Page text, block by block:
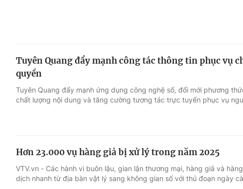
Điện ảnh
Âm nhạc
Sao
Du lịch
Chất lượng cuộc sống
Tuyên Quang đẩy mạnh công tác thông tin phục vụ
quyền
Tuyên Quang đẩy mạnh ứng dụng công nghệ số, đổi mới phương
chất lượng nội dung và tăng cường tương tác trực tuyến phục vụ
Hơn 23.000 vụ hàng giả bị xử lý trong năm 2025
VTV.vn - Các hành vi buôn lậu, gian lận thương mại, hàng giả và
dịch nhanh từ địa bàn vật lý sang không gian số với thủ đoạn ngày